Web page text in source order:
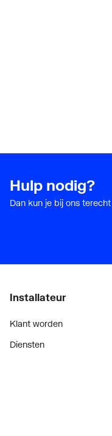
Hulp nodig?
Dan kun je bij ons terecht
Installateur
Klant worden
Diensten